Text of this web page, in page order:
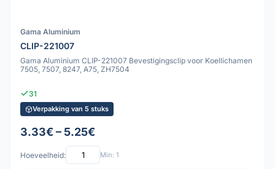
Gama Aluminium
CLIP-221007
Gama Aluminium CLIP-221007 Bevestigingsclip voor Koellichamen
7505, 7507, 8247, A75, ZH7504
31
Verpakking van 5 stuks
3.33€ – 5.25€
Hoeveelheid: Min: 1